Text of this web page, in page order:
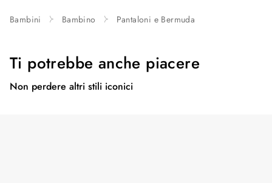
Bambini Bambino Pantaloni e Bermuda
Ti potrebbe anche piacere
Non perdere altri stili iconici